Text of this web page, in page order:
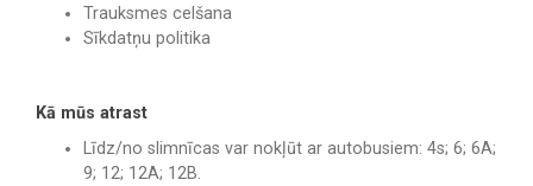
Trauksmes celšana
Sīkdatņu politika
Kā mūs atrast
Līdz/no slimnīcas var nokļūt ar autobusiem: 4s; 6; 6A;
9; 12; 12A; 12B.